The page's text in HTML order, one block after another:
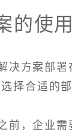
的使
方案部
择合适的部
，企业